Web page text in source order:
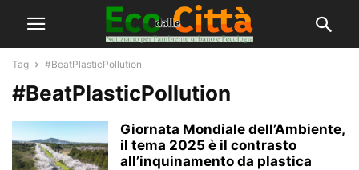
Tag #BeatPlasticPollution
#BeatPlasticPollution
Giornata Mondiale dell’Ambiente,
il tema 2025 è il contrasto
all’inquinamento da plastica